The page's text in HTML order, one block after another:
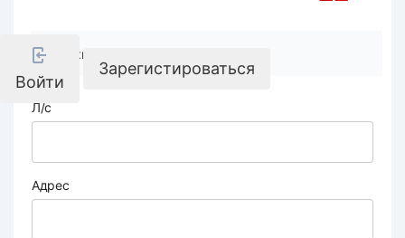
Войти
Зарегистироваться
Реквизиты компании
Л/с
Адрес